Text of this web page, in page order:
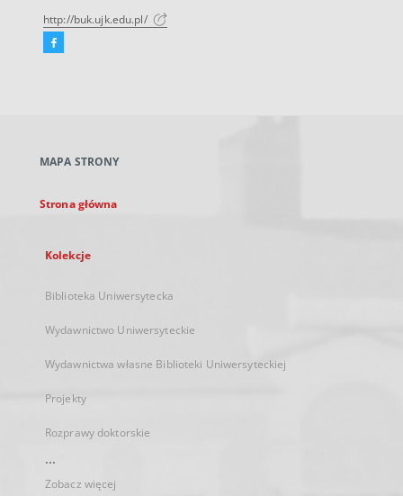
http://buk.ujk.edu.pl/
Facebook
karcie
MAPA STRONY
Strona główna
Kolekcje
Biblioteka Uniwersytecka
Wydawnictwo Uniwersyteckie
Wydawnictwa własne Biblioteki Uniwersyteckiej
Projekty
Rozprawy doktorskie
...
Zobacz więcej